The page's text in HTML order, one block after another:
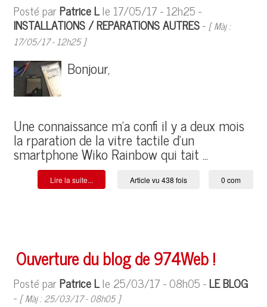
Posté parPatrice Lle 17/05/17 - 12h25 -
INSTALLATIONS / REPARATIONS AUTRES- [ Màj :
17/05/17 - 12h25 ]
Bonjour,
Une connaissance m'a confi il y a deux mois
la rparation de la vitre tactile d'un
smartphone Wiko Rainbow qui tait ...
Lire la suite... Article vu 438 fois 0 com
Ouverture du blog de 974Web !
Posté parPatrice Lle 25/03/17 - 08h05 -LE BLOG
- [ Màj : 25/03/17 - 08h05 ]